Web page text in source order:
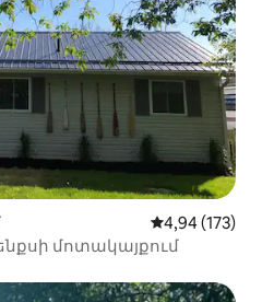
Միջին
4,94 (173)
մոտակայքում